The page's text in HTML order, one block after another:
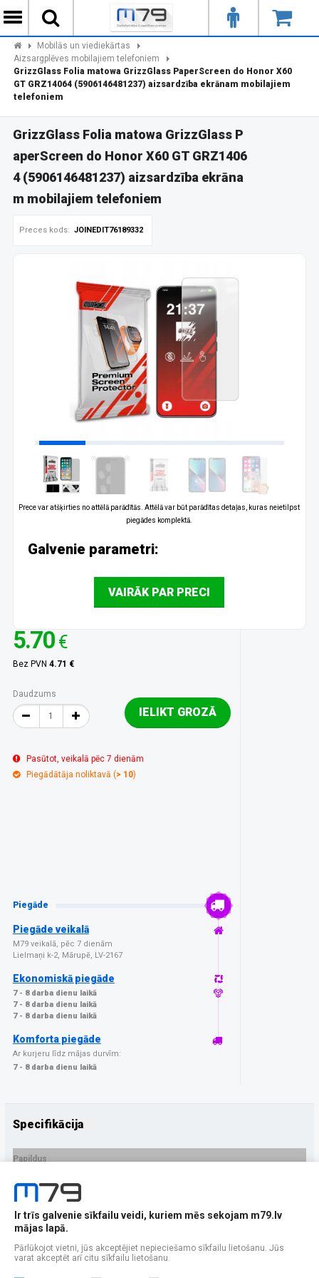
Mobilās un viediekārtas
Aizsargplēves mobilajiem telefoniem
GrizzGlass Folia matowa GrizzGlass PaperScreen do Honor X60
GT GRZ14064 (5906146481237) aizsardzība ekrānam mobilajiem
telefoniem
GrizzGlass Folia matowa GrizzGlass P
aperScreen do Honor X60 GT GRZ1406
4 (5906146481237) aizsardzība ekrāna
m mobilajiem telefoniem
Preces kods: JOINEDIT76189332
Prece var atšķirties no attēlā parādītās. Attēlā var būt parādītas detaļas, kuras neietilpst
piegādes komplektā.
Galvenie parametri:
VAIRĀK PAR PRECI
5.70 €
Bez PVN 4.71 €
Daudzums
IELIKT GROZĀ
Pasūtot, veikalā pēc 7 dienām
Piegādātāja noliktavā (> 10)
Piegāde
Piegāde veikalā
M79 veikalā, pēc 7 dienām
Lielmaņi k-2, Mārupē, LV-2167
Ekonomiskā piegāde
7 - 8 darba dienu laikā
7 - 8 darba dienu laikā
7 - 8 darba dienu laikā
Komforta piegāde
Ar kurjeru līdz mājas durvīm:
7 - 8 darba dienu laikā
Specifikācija
Papildus
Ražotājs
PRECES APRAKSTS
EAN - 5906146481237
Ir trīs galvenie sīkfailu veidi, kuriem mēs sekojam m79.lv
mājas lapā.
Pārlūkojot vietni, jūs akceptējiet nepieciešamo sīkfailu lietošanu. Jūs
varat akceptēt arī citu sīkfailu lietošanu.